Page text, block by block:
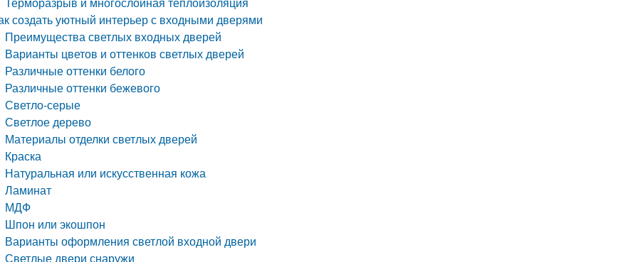
создать уютный интерьер с входными дверями
Преимущества светлых входных дверей
Варианты цветов и оттенков светлых дверей
Различные оттенки белого
Различные оттенки бежевого
Светло-серые
Светлое дерево
Материалы отделки светлых дверей
Краска
Натуральная или искусственная кожа
Ламинат
МДФ
Шпон или экошпон
Варианты оформления светлой входной двери
Светлые двери снаружи